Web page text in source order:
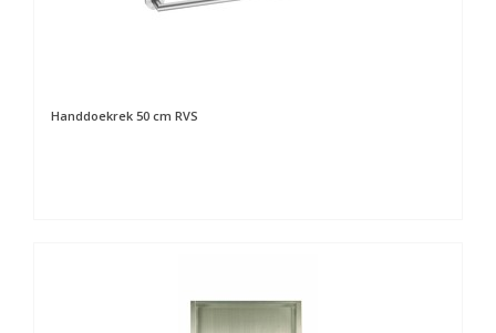
Handdoekrek 50 cm RVS